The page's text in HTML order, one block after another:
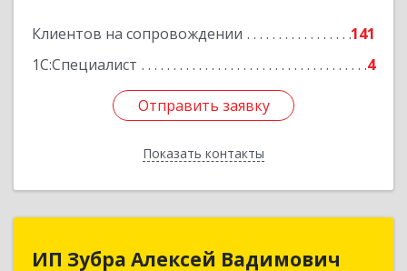
Клиентов на сопровождении
141
1С:Специалист
4
Отправить заявку
Показать контакты
Отправить заявку
Назад
ИП Зубра Алексей Вадимович
ИП Зубра Алексей Вадимович